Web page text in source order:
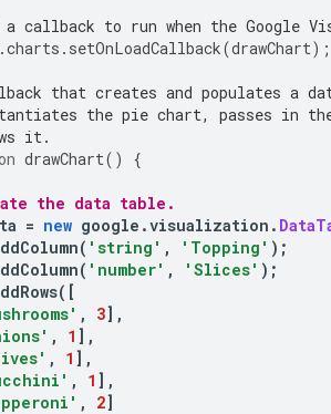
a callback to run when the Google
.charts . setOnLoadCallback(drawChart);
that creates and populates a
the pie chart, passes in
it.
drawChart() {
the data table.
= new google .visualization .
( 'string' , 'Topping' );
( 'number' , 'Slices' );
([
, 3],
, 1 ],
, 1 ],
, 1 ],
, 2]